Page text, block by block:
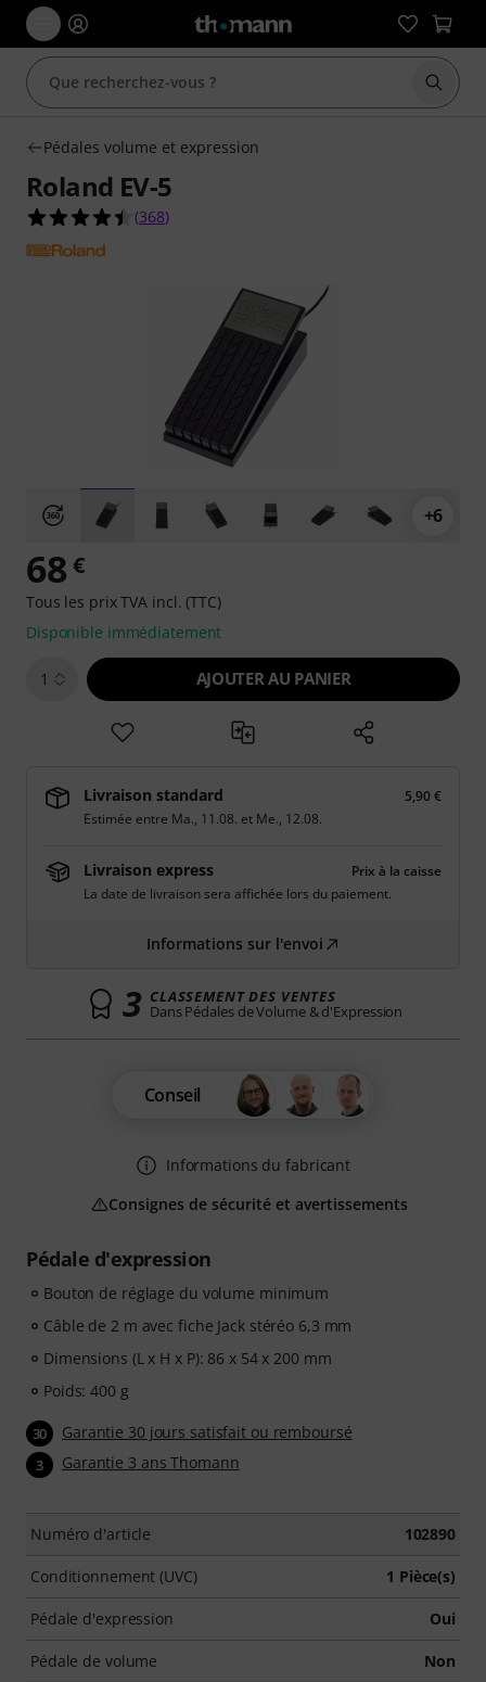
Pédales volume et expression
Roland EV-5
4.4 étoiles sur 5 d'après 368 évaluations clients
(368)
+6
Pédale d'expression
Bouton de réglage du volume minimum
Câble de 2 m avec fiche Jack stéréo 6,3 mm
Dimensions (L x H x P): 86 x 54 x 200 mm
Poids: 400 g
30 Garantie 30 jours satisfait ou remboursé
3 Garantie 3 ans Thomann
Numéro d'article 102890
Conditionnement (UVC) 1 Pièce(s)
Pédale d'expression Oui
Pédale de volume Non
68 €
Tous les prix TVA incl. (TTC)
Disponible immédiatement
1 AJOUTER AU PANIER
Livraison standard
5,90 €
Estimée entre Ma., 11.08. et Me., 12.08.
Livraison express
Prix à la caisse
La date de livraison sera affichée lors du paiement.
Informations sur l'envoi
3 CLASSEMENT DES VENTES
Dans Pédales de Volume & d'Expression
Conseil
Informations du fabricant
Consignes de sécurité et avertissements